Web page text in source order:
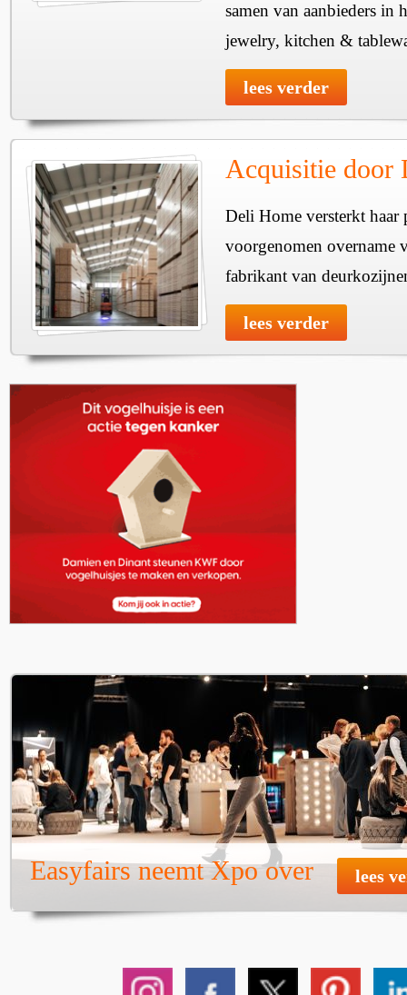
samen van aanbieders in
jewelry, kitchen &
lees verder
Acquisitie door
Deli Home versterkt haar
voorgenomen overname
fabrikant van
lees verder
Easyfairs neemt Xpo over lees